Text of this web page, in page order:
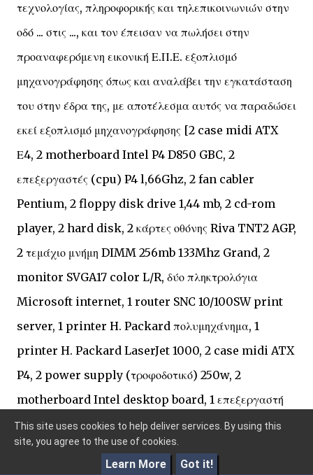
τεχνολογίας, πληροφορικής και τηλεπικοινωνιών στην
οδό ... στις ..., και τον έπεισαν να πωλήσει στην
προαναφερόμενη εικονική Ε.Π.Ε. εξοπλισμό
μηχανογράφησης όπως και αναλάβει την εγκατάσταση
του στην έδρα της, με αποτέλεσμα αυτός να παραδώσει
εκεί εξοπλισμό μηχανογράφησης [2 case midi ATX
Ε4, 2 motherboard Intel P4 D850 GBC, 2
επεξεργαστές (cpu) P4 l,66Ghz, 2 fan cabler
Pentium, 2 floppy disk drive 1,44 mb, 2 cd-rom
player, 2 hard disk, 2 κάρτες οθόνης Riva TNT2 AGP,
2 τεμάχιο μνήμη DIMM 256mb 133Mhz Grand, 2
monitor SVGA17 color L/R, δύο πληκτρολόγια
Microsoft internet, 1 router SNC 10/100SW print
server, 1 printer H. Packard πολυμηχάνημα, 1
printer H. Packard LaserJet 1000, 2 case midi ATX
P4, 2 power supply (τροφοδοτικό) 250w, 2
motherboard Intel desktop board, 1 επεξεργαστή
(cpu Intel c) , 1 επεξεργαστή (cpu), 2 fan cooler
Pentium, 2 κάρτες οθόνης RIVA TNT2 AGP, 2 floppy
This site uses cookies to help deliver services. By using this
site, you agree to the use of cookies.
Learn More Got it!